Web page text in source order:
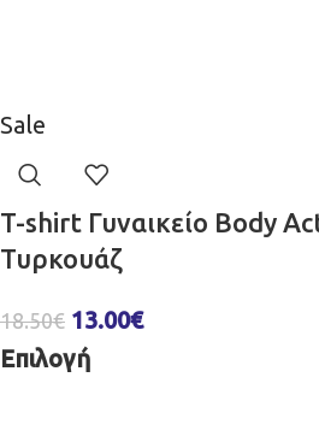
Sale
T-shirt Γυναικείο Body
Τυρκουάζ
18.50€ 13.00€
Επιλογή